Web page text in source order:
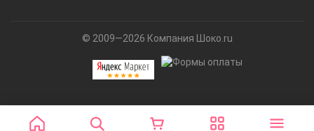
© 2009—2026 Компания Шоко.ru